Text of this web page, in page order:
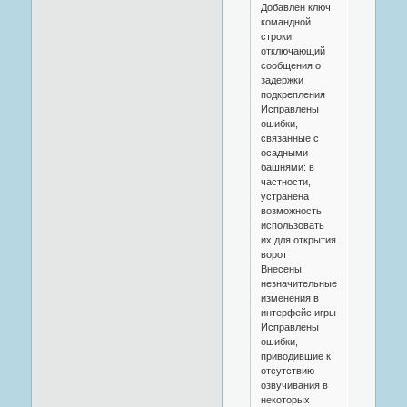
Добавлен ключ
командной
строки,
отключающий
сообщения о
задержки
подкрепления
Исправлены
ошибки,
связанные с
осадными
башнями: в
частности,
устранена
возможность
использовать
их для открытия
ворот
Внесены
незначительные
изменения в
интерфейс игры
Исправлены
ошибки,
приводившие к
отсутствию
озвучивания в
некоторых